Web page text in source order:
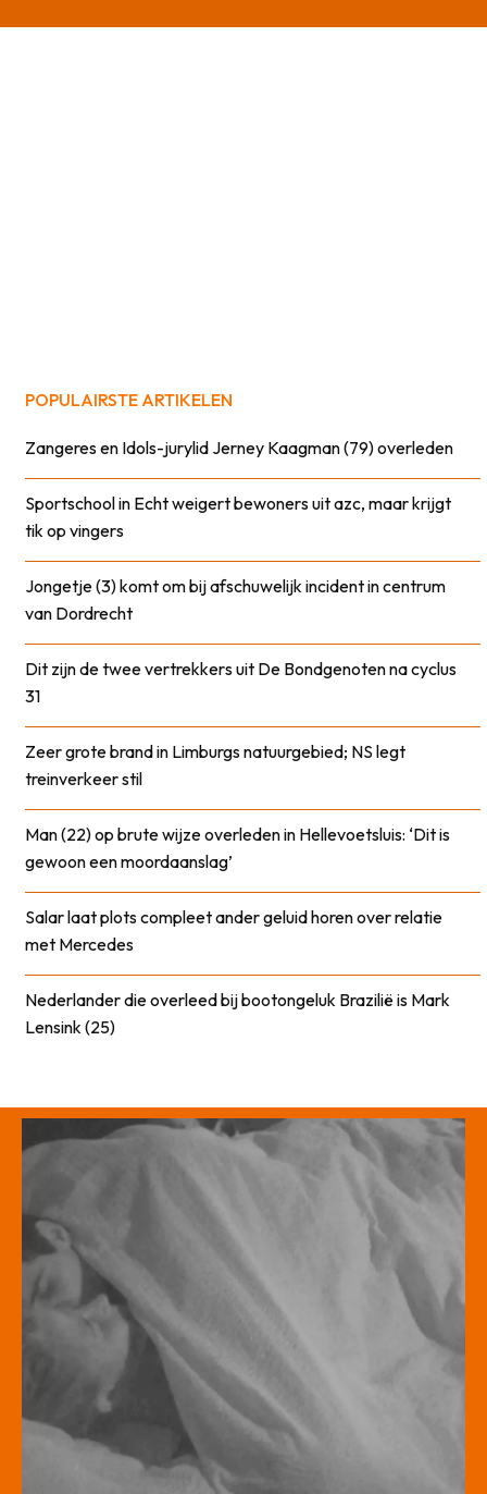
POPULAIRSTE ARTIKELEN
Zangeres en Idols-jurylid Jerney Kaagman (79) overleden
Sportschool in Echt weigert bewoners uit azc, maar krijgt
tik op vingers
Jongetje (3) komt om bij afschuwelijk incident in centrum
van Dordrecht
Dit zijn de twee vertrekkers uit De Bondgenoten na cyclus
31
Zeer grote brand in Limburgs natuurgebied; NS legt
treinverkeer stil
Man (22) op brute wijze overleden in Hellevoetsluis: ‘Dit is
gewoon een moordaanslag’
Salar laat plots compleet ander geluid horen over relatie
met Mercedes
Nederlander die overleed bij bootongeluk Brazilië is Mark
Lensink (25)